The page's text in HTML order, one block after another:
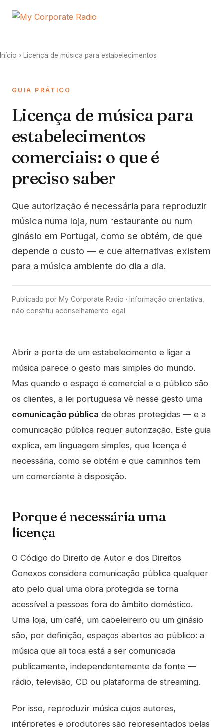
Início › Licença de música para estabelecimentos
GUIA PRÁTICO
Licença de música para
estabelecimentos
comerciais: o que é
preciso saber
Que autorização é necessária para reproduzir
música numa loja, num restaurante ou num
ginásio em Portugal, como se obtém, de que
depende o custo — e que alternativas existem
para a música ambiente do dia a dia.
Publicado por My Corporate Radio · Informação orientativa,
não constitui aconselhamento legal
Abrir a porta de um estabelecimento e ligar a
música parece o gesto mais simples do mundo.
Mas quando o espaço é comercial e o público são
os clientes, a lei portuguesa vê nesse gesto uma
comunicação pública de obras protegidas — e a
comunicação pública requer autorização. Este guia
explica, em linguagem simples, que licença é
necessária, como se obtém e que caminhos tem
um comerciante à disposição.
Porque é necessária uma
licença
O Código do Direito de Autor e dos Direitos
Conexos considera comunicação pública qualquer
ato pelo qual uma obra protegida se torna
acessível a pessoas fora do âmbito doméstico.
Uma loja, um café, um cabeleireiro ou um ginásio
são, por definição, espaços abertos ao público: a
música que ali toca está a ser comunicada
publicamente, independentemente da fonte —
rádio, televisão, CD ou plataforma de streaming.
Por isso, reproduzir música cujos autores,
intérpretes e produtores são representados pelas